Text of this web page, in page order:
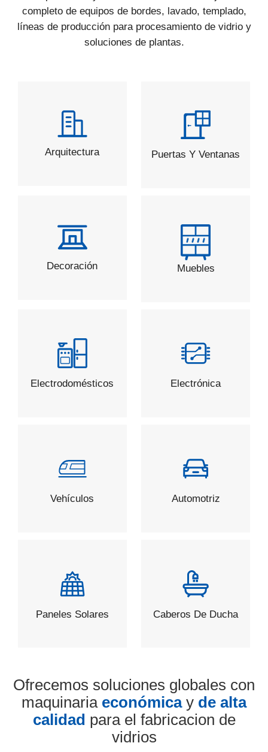
completo de equipos de bordes, lavado, templado,
líneas de producción para procesamiento de vidrio y
soluciones de plantas.
Arquitectura Puertas Y Ventanas
Decoración Muebles
Electrodomésticos Electrónica
Vehículos Automotriz
Paneles Solares Caberos De Ducha
Ofrecemos soluciones globales con
maquinariaeconómicay de alta
calidad para el fabricacion de
vidrios